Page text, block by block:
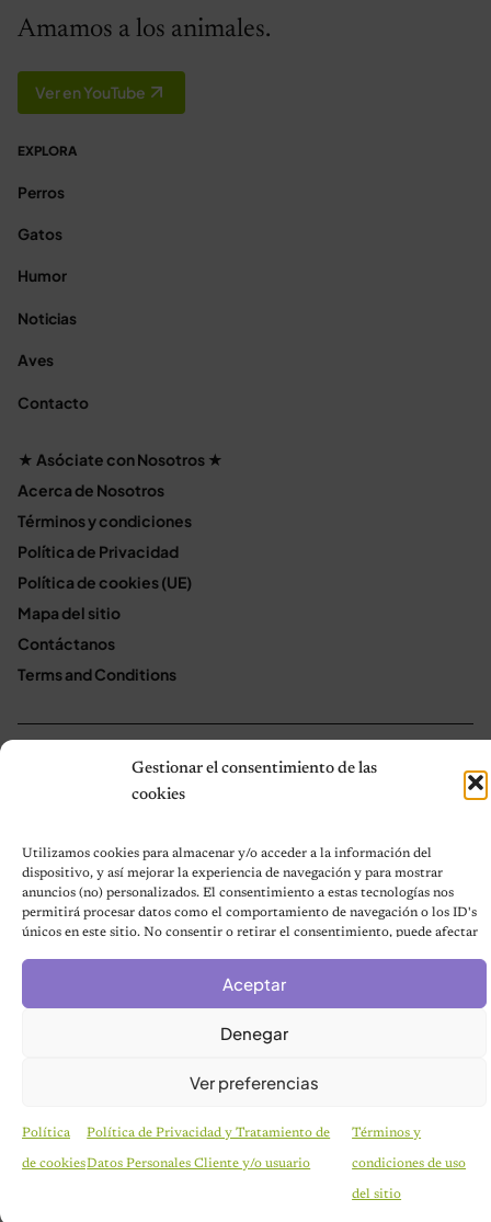
Gestionar el consentimiento de las
cookies
Utilizamos cookies para almacenar y/o acceder a la información del
dispositivo, y así mejorar la experiencia de navegación y para mostrar
anuncios (no) personalizados. El consentimiento a estas tecnologías nos
permitirá procesar datos como el comportamiento de navegación o los ID's
únicos en este sitio. No consentir o retirar el consentimiento, puede afectar
Aceptar
Denegar
Ver preferencias
Política
de cookies
Política de Privacidad y Tratamiento de
Datos Personales Cliente y/o usuario
Términos y
condiciones de uso
del sitio
CURIOSIDADES
Pareja se despierta y encuentra a una perrita
Amamos a los animales.
Ver en YouTube
EXPLORA
Perros
Gatos
Humor
Noticias
Aves
Contacto
★ Asóciate con Nosotros ★
Acerca de Nosotros
Términos y condiciones
Política de Privacidad
Política de cookies (UE)
Mapa del sitio
Contáctanos
Terms and Conditions
© 2026 Notas de Mascotas